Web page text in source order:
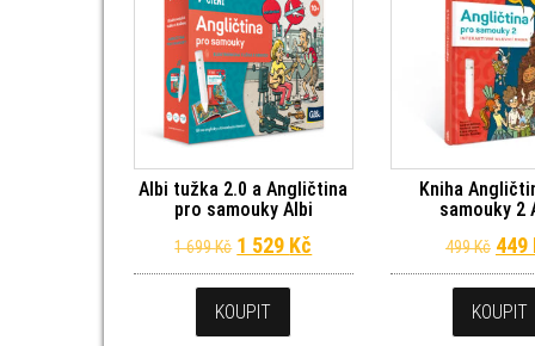
Albi tužka 2.0 a Angličtina
pro samouky Albi
1 699Kč Původní cena byla: 1 699 Kč.
1 529 Kč Aktuální cena je: 1 529
KOUPIT
Kniha
samouky 2
499Kč 449
KOUPIT